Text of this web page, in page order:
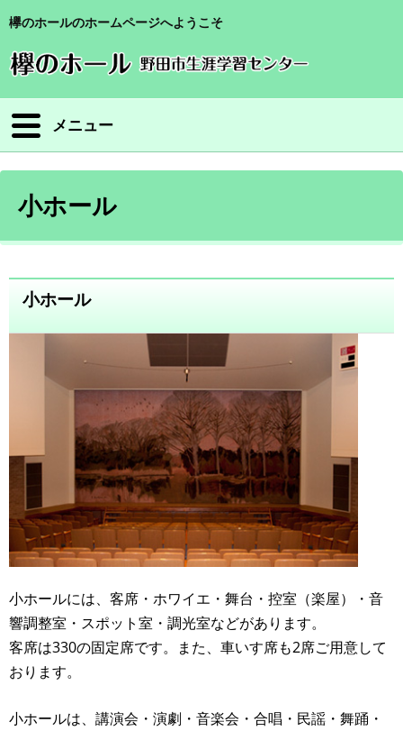
欅のホールのホームページへようこそ
メニュー
小ホール
小ホール
小ホールには、客席・ホワイエ・舞台・控室（楽屋）・音
響調整室・スポット室・調光室などがあります。
客席は330の固定席です。また、車いす席も2席ご用意して
おります。
小ホールは、講演会・演劇・音楽会・合唱・民謡・舞踊・